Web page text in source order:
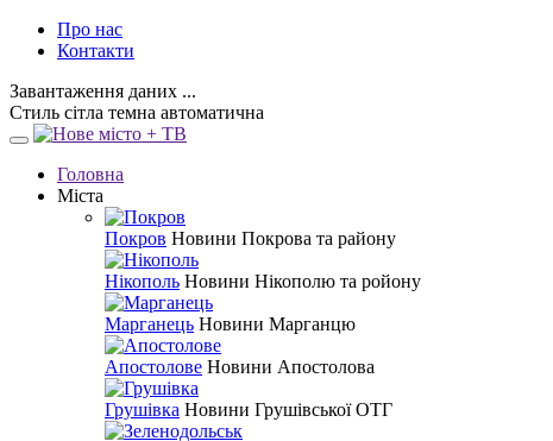
Про нас
Контакти
Завантаження даних ...
Стиль сітла темна автоматична
Головна
Міста
Покров Новини Покрова та району
Нікополь Новини Нікополю та ройону
Марганець Новини Марганцю
Апостолове Новини Апостолова
Грушівка Новини Грушівської ОТГ